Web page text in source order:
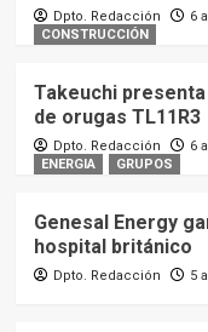
Dpto. Redacción 6
CONSTRUCCIÓN
Takeuchi
de orugas TL11R3
Dpto. Redacción 6
ENERGIA
GRUPOS
Genesal Energy
hospital británico
Dpto. Redacción 5